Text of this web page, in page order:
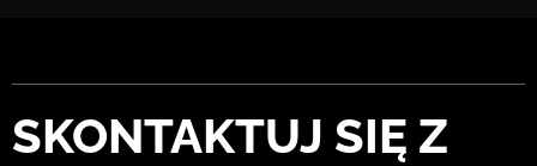
SKONTAKTUJ SIĘ Z